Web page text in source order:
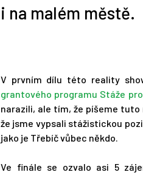
i na malém městě.
V prvním dílu této reality
grantového programu Stáže
narazili, ale tím, že píšeme tuto
že jsme vypsali stážistickou
jako je Třebíč vůbec někdo.
Ve finále se ozvalo asi 5